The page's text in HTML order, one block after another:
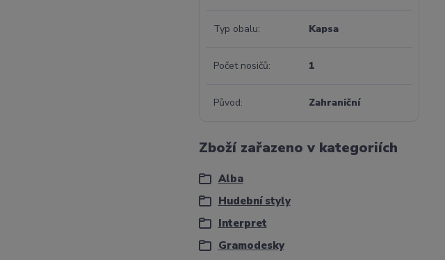
Typ obalu Kapsa
Počet nosičů 1
Původ Zahraniční
Zboží zařazeno v kategoriích
Alba
Hudební styly
Interpret
Gramodesky